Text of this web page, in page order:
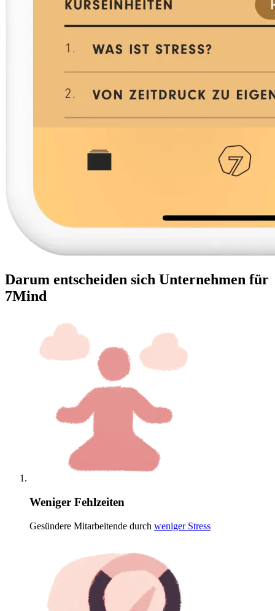
Darum entscheiden sich Unternehmen für
7Mind
Weniger Fehlzeiten
Gesündere Mitarbeitende durch weniger Stress